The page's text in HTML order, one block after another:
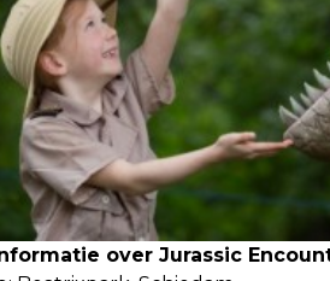
over Jurassic